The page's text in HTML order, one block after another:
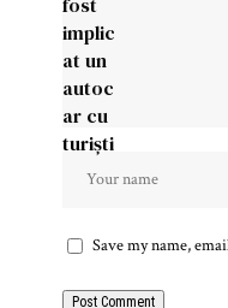
Save my name,